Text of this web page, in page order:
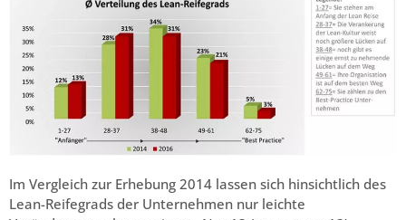
Im Vergleich zur Erhebung 2014 lassen sich hinsichtlich des
Lean-Reifegrads der Unternehmen nur leichte